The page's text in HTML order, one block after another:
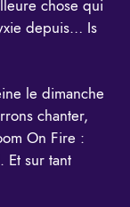
chose qui
depuis… Is
le dimanche
chanter,
On Fire :
Et sur tant